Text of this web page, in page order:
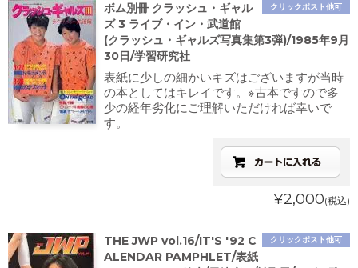
クリックポスト他可
ボム別冊 クラッシュ・ギャル
ズ 3 ライブ・イン・武道館
(クラッシュ・ギャルズ写真集第3弾)/1985年9月
30日/学習研究社
表紙に少しの細かいキズはございますが当時
の本としてはキレイです。※古本ですので多
少の経年劣化にご理解いただければ幸いで
す。
¥2,000(税込)
クリックポスト他可
THE JWP vol.16/IT'S '92 C
ALENDAR PAMPHLET/表紙